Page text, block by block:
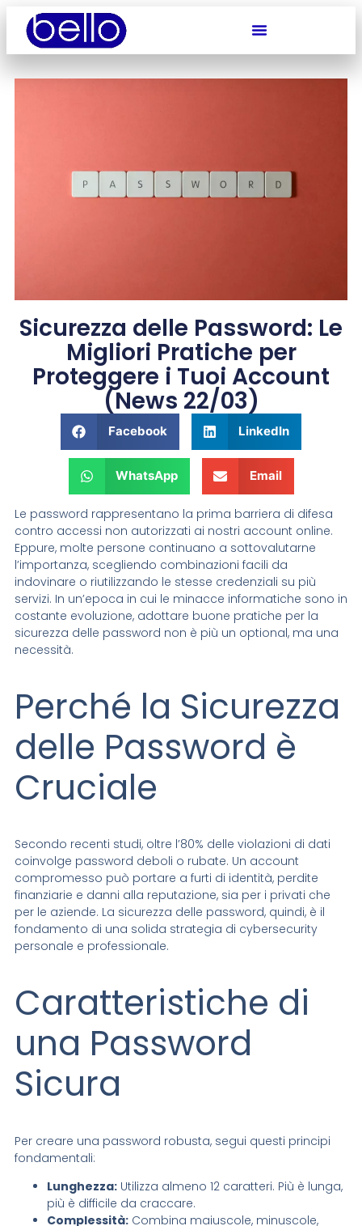
Sicurezza delle Password: Le
Migliori Pratiche per
Proteggere i Tuoi Account
(News 22/03)
Facebook LinkedIn
WhatsApp Email
Le password rappresentano la prima barriera di difesa
contro accessi non autorizzati ai nostri account online.
Eppure, molte persone continuano a sottovalutarne
l’importanza, scegliendo combinazioni facili da
indovinare o riutilizzando le stesse credenziali su più
servizi. In un’epoca in cui le minacce informatiche sono in
costante evoluzione, adottare buone pratiche per la
sicurezza delle password non è più un optional, ma una
necessità.
Perché la Sicurezza
delle Password è
Cruciale
Secondo recenti studi, oltre l’80% delle violazioni di dati
coinvolge password deboli o rubate. Un account
compromesso può portare a furti di identità, perdite
finanziarie e danni alla reputazione, sia per i privati che
per le aziende. La sicurezza delle password, quindi, è il
fondamento di una solida strategia di cybersecurity
personale e professionale.
Caratteristiche di
una Password
Sicura
Per creare una password robusta, segui questi principi
fondamentali:
Lunghezza: Utilizza almeno 12 caratteri. Più è lunga,
più è difficile da craccare.
Complessità: Combina maiuscole, minuscole,